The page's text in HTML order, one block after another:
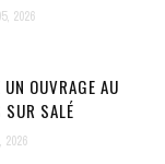
2026
OUVRAGE AU
SUR SALÉ
2026